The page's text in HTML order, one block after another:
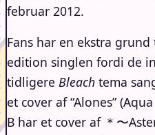
februar 2012.
Fans har en ekstra
edition singlen fordi de
tidligere Bleach tema
et cover af “Alones”
B har et cover af ＊〜